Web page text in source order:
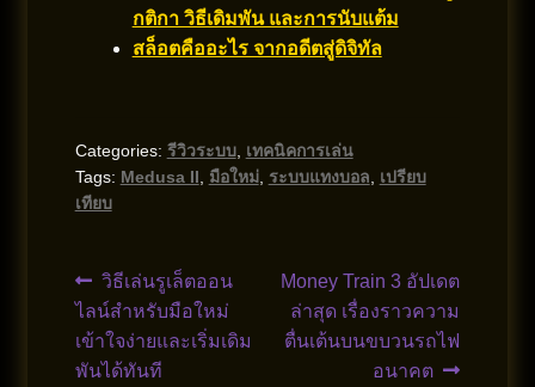
กติกา วิธีเดิมพัน และการนับแต้ม
สล็อตคืออะไร จากอดีตสู่ดิจิทัล
Categories: รีวิวระบบ, เทคนิคการเล่น
Tags: Medusa II มือใหม่, ระบบแทงบอล
เปรียบ
เทียบ
Post
navigation
Previous
post:
วิธีเล่นรูเล็ตออน
ไลน์สำหรับมือใหม่
เข้าใจง่ายและเริ่มเดิม
พันได้ทันที
Next
post:
Money Train 3 อัปเดต
ล่าสุด เรื่องราวความ
ตื่นเต้นบนขบวนรถไฟ
อนาคต